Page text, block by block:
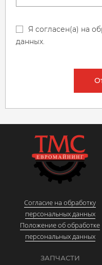
Я согласен(а) на
данных.
Согласие на обработку
персональных данных
Положение об обработке
персональных данных
ЗАПЧАСТИ